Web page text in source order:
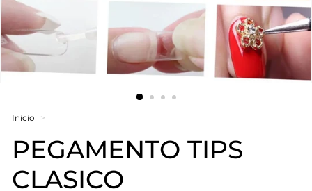
Inicio >
PEGAMENTO TIPS
CLASICO